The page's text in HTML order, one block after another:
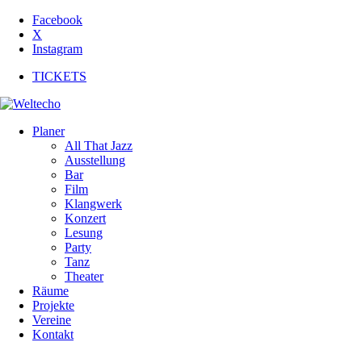
Facebook
X
Instagram
TICKETS
Planer
All That Jazz
Ausstellung
Bar
Film
Klangwerk
Konzert
Lesung
Party
Tanz
Theater
Räume
Projekte
Vereine
Kontakt